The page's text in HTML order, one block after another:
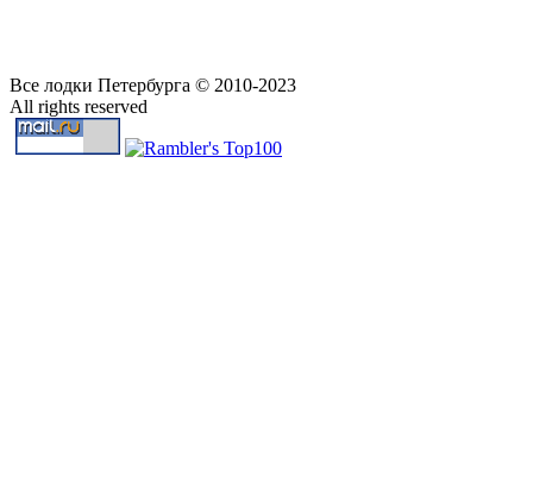
Все лодки Петербурга © 2010-2023
All rights reserved